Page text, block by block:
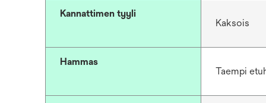
Kannattimen tyyli
Kaksois
Hammas
Taempi